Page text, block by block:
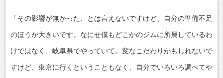
「その影響が無かった、とは言えないですけど、自分の準備不足
のほうが大きいです。なにせ僕もどこかのジムに所属しているわ
けではなく、岐阜県でやっていて。変なこだわりかもしれないで
すけど、東京に行くということもなく、自分でいろいろ調べてや